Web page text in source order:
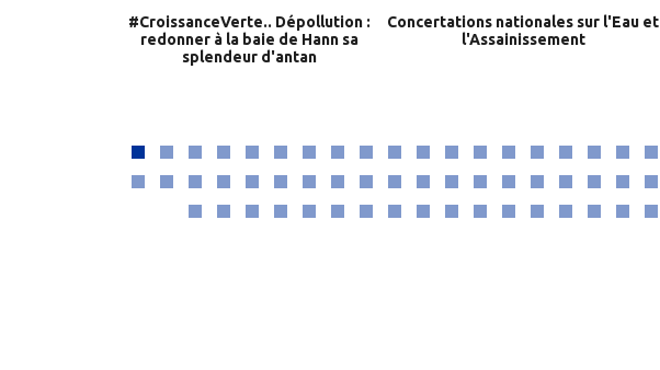
#CroissanceVerte.. Dépollution :
redonner à la baie de Hann sa
splendeur d'antan
Concertations nationales sur l'Eau et
l'Assainissement